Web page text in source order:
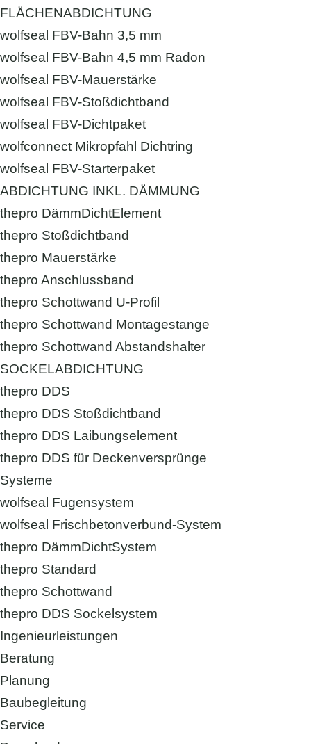
FLÄCHENABDICHTUNG
wolfseal FBV-Bahn 3,5 mm
wolfseal FBV-Bahn 4,5 mm Radon
wolfseal FBV-Mauerstärke
wolfseal FBV-Stoßdichtband
wolfseal FBV-Dichtpaket
wolfconnect Mikropfahl Dichtring
wolfseal FBV-Starterpaket
ABDICHTUNG INKL. DÄMMUNG
thepro DämmDichtElement
thepro Stoßdichtband
thepro Mauerstärke
thepro Anschlussband
thepro Schottwand U-Profil
thepro Schottwand Montagestange
thepro Schottwand Abstandshalter
SOCKELABDICHTUNG
thepro DDS
thepro DDS Stoßdichtband
thepro DDS Laibungselement
thepro DDS für Deckenversprünge
Systeme
wolfseal Fugensystem
wolfseal Frischbetonverbund-System
thepro DämmDichtSystem
thepro Standard
thepro Schottwand
thepro DDS Sockelsystem
Ingenieurleistungen
Beratung
Planung
Baubegleitung
Service